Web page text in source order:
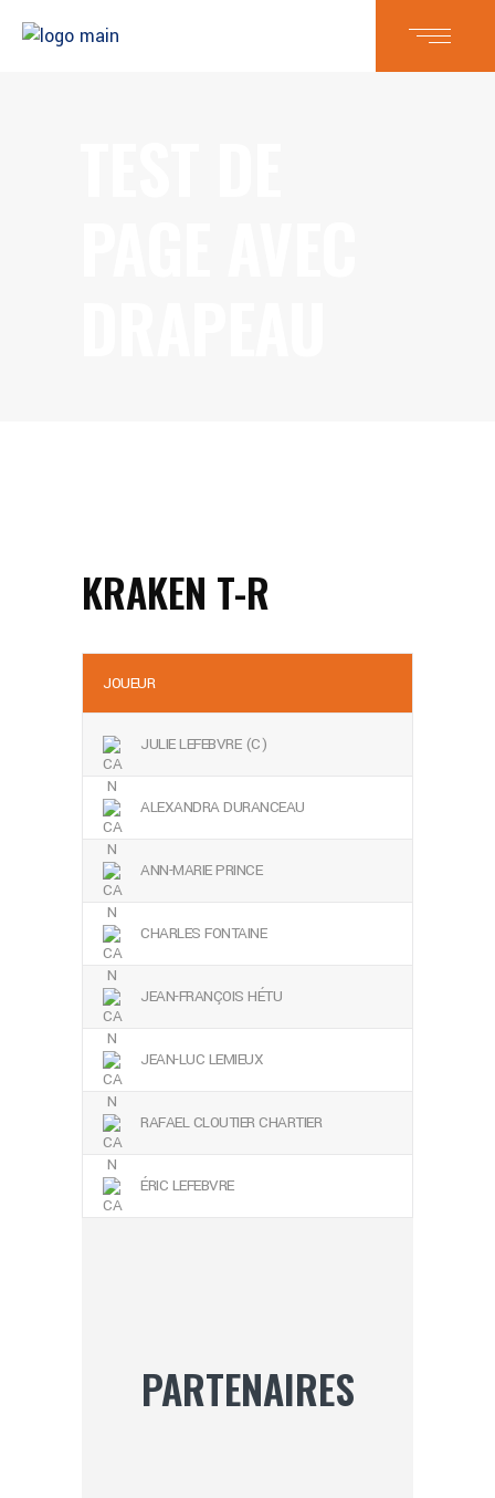
KRAKEN T-R
JOUEUR
JULIE LEFEBVRE (C)
ALEXANDRA DURANCEAU
ANN-MARIE PRINCE
CHARLES FONTAINE
JEAN-FRANÇOIS HÉTU
JEAN-LUC LEMIEUX
RAFAEL CLOUTIER CHARTIER
ÉRIC LEFEBVRE
PARTENAIRES